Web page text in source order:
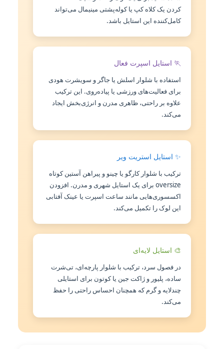
کردن یک کلاه کپ یا کوله‌پشتی مینیمال می‌تواند
کامل‌کننده این استایل باشد.
🏃 استایل اسپرت فعال
استفاده با شلوار اسلش یا جاگر و سویشرت هودی
برای فعالیت‌های ورزشی یا پیاده‌روی. این ترکیب
علاوه بر راحتی، ظاهری مدرن و انرژی‌بخش ایجاد
می‌کند.
✨ استایل استریت ویر
ترکیب با شلوار کارگو یا چینو و پیراهن آستین کوتاه
oversize برای یک استایل شهری و مدرن. افزودن
اکسسوری‌هایی مانند ساعت اسپرت یا عینک آفتابی
این لوک را تکمیل می‌کند.
🎨 استایل لایه‌ای
در فصول سرد، ترکیب با شلوار پارچه‌ای، تی‌شرت
ساده، پلیور و ژاکت جین یا کوتون برای استایلی
چندلایه و گرم که همچنان احساس راحتی را حفظ
می‌کند.